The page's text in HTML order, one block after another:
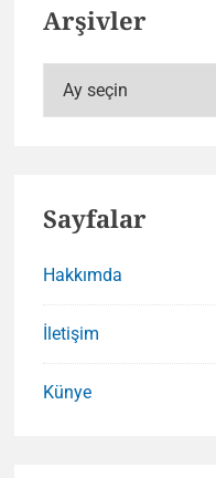
Arşivler
Sayfalar
Hakkımda
İletişim
Künye